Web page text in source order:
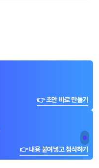
👉 초안 바로 만들기
👉 내용 붙여넣고 첨삭하기